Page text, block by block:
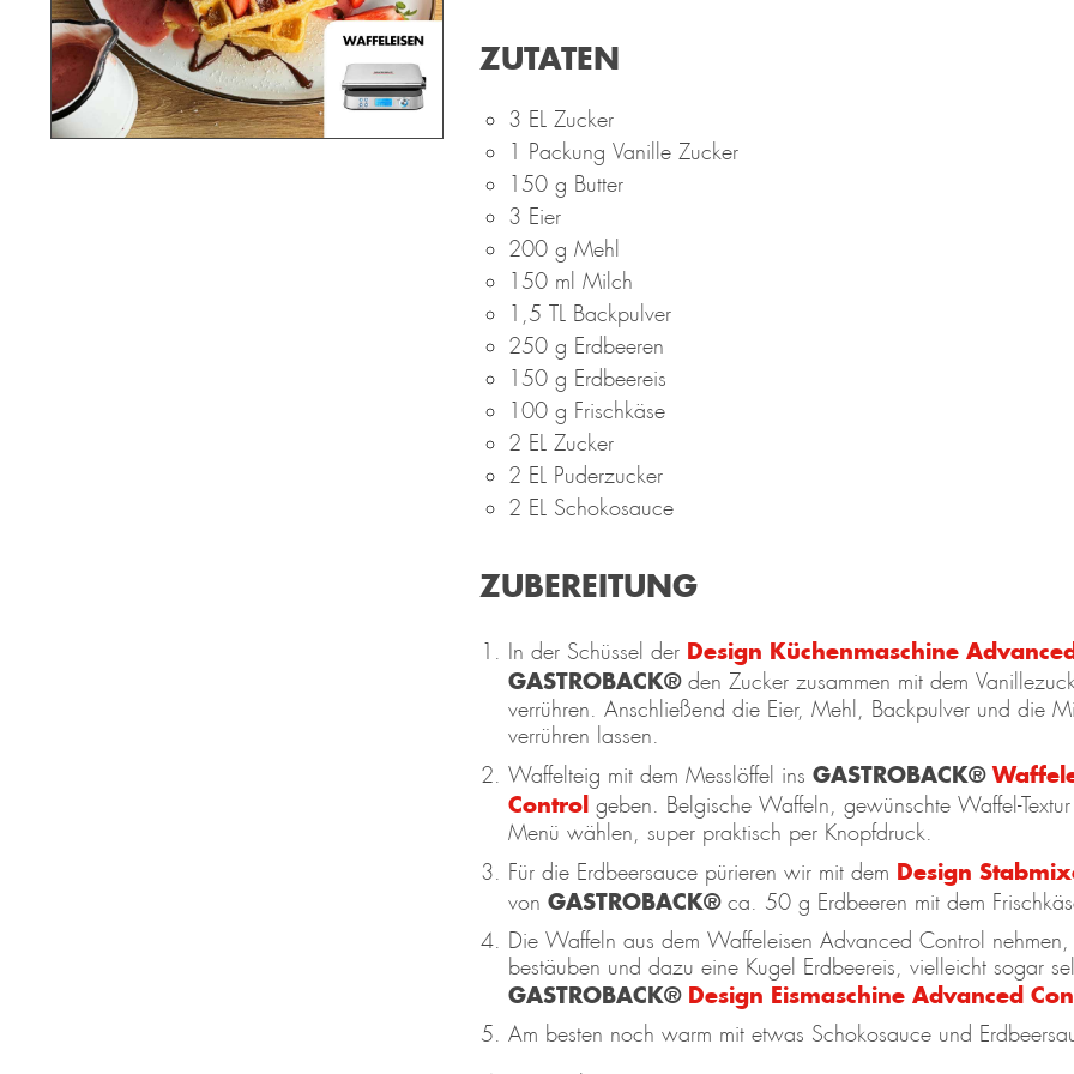
ZUTATEN
3 EL Zucker
1 Packung Vanille Zucker
150 g Butter
3 Eier
200 g Mehl
150 ml Milch
1,5 TL Backpulver
250 g Erdbeeren
150 g Erdbeereis
100 g Frischkäse
2 EL Zucker
2 EL Puderzucker
2 EL Schokosauce
ZUBEREITUNG
In der Schüssel der Design Küchenmaschine
GASTROBACK®den Zucker zusammen mit dem
verrühren. Anschließend die Eier, Mehl, Backpulver und die
verrühren lassen.
Waffelteig mit dem Messlöffel ins GASTROBACK®
Control geben. Belgische Waffeln, gewünschte Waffel-
Menü wählen, super praktisch per Knopfdruck.
Für die Erdbeersauce pürieren wir mit dem Design
von GASTROBACK®ca. 50 g Erdbeeren mit dem
Die Waffeln aus dem Waffeleisen Advanced Control
bestäuben und dazu eine Kugel Erdbeereis, vielleicht sogar
GASTROBACK® Design Eismaschine Advanced
Am besten noch warm mit etwas Schokosauce und